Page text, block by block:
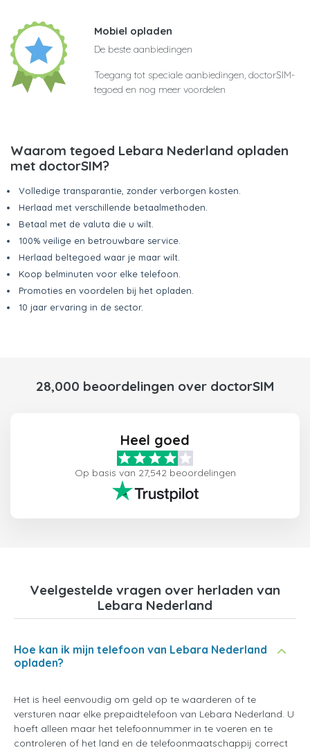
Mobiel opladen
De beste aanbiedingen
Toegang tot speciale aanbiedingen, doctorSIM-
tegoed en nog meer voordelen
Waarom tegoed Lebara Nederland opladen
met doctorSIM?
Volledige transparantie, zonder verborgen kosten.
Herlaad met verschillende betaalmethoden.
Betaal met de valuta die u wilt.
100% veilige en betrouwbare service.
Herlaad beltegoed waar je maar wilt.
Koop belminuten voor elke telefoon.
Promoties en voordelen bij het opladen.
10 jaar ervaring in de sector.
28,000 beoordelingen over doctorSIM
Heel goed
Op basis van 27,542 beoordelingen
Veelgestelde vragen over herladen van
Lebara Nederland
Hoe kan ik mijn telefoon van Lebara Nederland
opladen?
Het is heel eenvoudig om geld op te waarderen of te
versturen naar elke prepaidtelefoon van Lebara Nederland. U
hoeft alleen maar het telefoonnummer in te voeren en te
controleren of het land en de telefoonmaatschappij correct